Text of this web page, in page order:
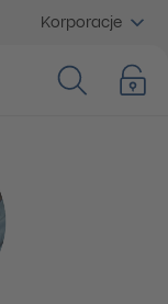
Korporacje